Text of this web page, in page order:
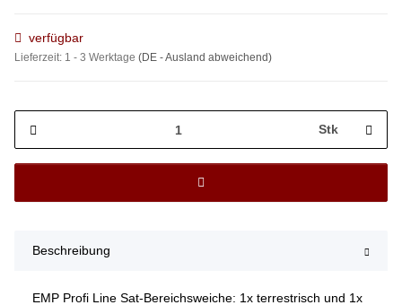
verfügbar
Lieferzeit: 1 - 3 Werktage (DE - Ausland abweichend)
Stk
Beschreibung
EMP Profi Line Sat-Bereichsweiche: 1x terrestrisch und 1x